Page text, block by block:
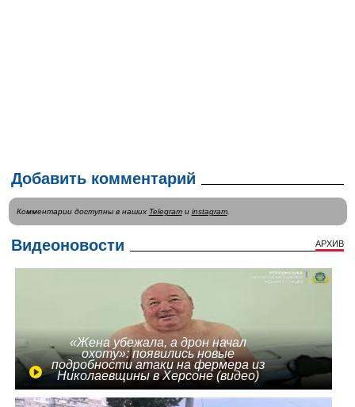
Добавить комментарий
Комментарии доступны в наших Telegramи instagram.
Видеоновости АРХИВ
«Жена убежала, а дрон начал
охоту»: появились новые
подробности атаки на фермера из
Николаевщины в Херсоне (видео)